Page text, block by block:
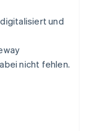
und
nicht fehlen.